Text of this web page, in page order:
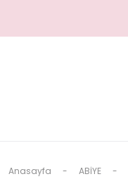
Anasayfa ABİYE